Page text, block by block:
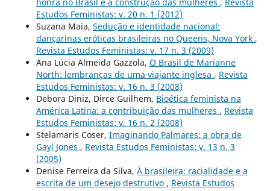
honra no Brasil e a construção das mulheres , Revista
Estudos Feministas: v. 20 n. 1 (2012)
Suzana Maia, Sedução e identidade nacional:
dançarinas eróticas brasileiras no Queens, Nova York ,
Revista Estudos Feministas: v. 17 n. 3 (2009)
Ana Lúcia Almeida Gazzola, O Brasil de Marianne
North: lembranças de uma viajante inglesa , Revista
Estudos Feministas: v. 16 n. 3 (2008)
Debora Diniz, Dirce Guilhem, Bioética feminista na
América Latina: a contribuição das mulheres , Revista
Estudos Feministas: v. 16 n. 2 (2008)
Stelamaris Coser, Imaginando Palmares: a obra de
Gayl Jones , Revista Estudos Feministas: v. 13 n. 3
(2005)
Denise Ferreira da Silva, À brasileira: racialidade e a
escrita de um desejo destrutivo , Revista Estudos